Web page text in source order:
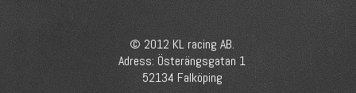
© 2012 KL racing AB.
Adress: Österängsgatan 1
52134 Falköping